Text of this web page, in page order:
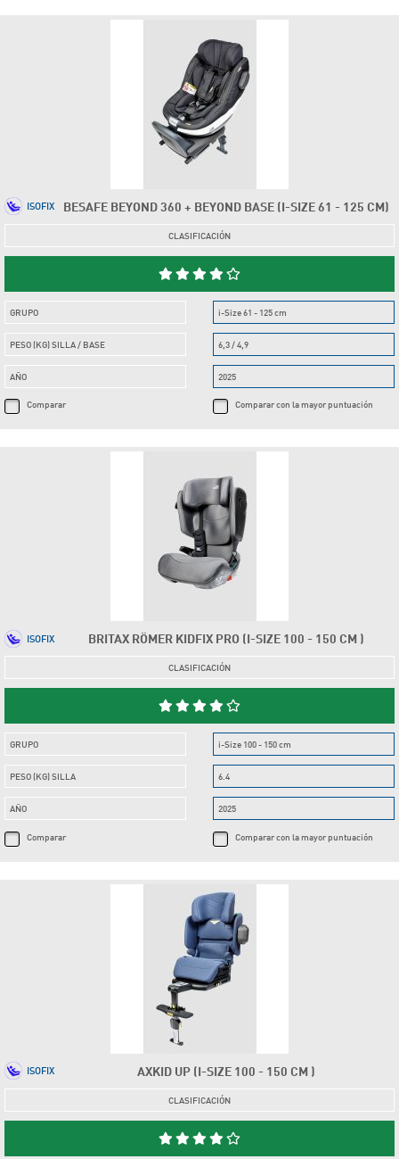
BESAFE BEYOND 360 + BEYOND BASE (I-SIZE 61 - 125 CM)
ISOFIX
CLASIFICACIÓN
GRUPO
PESO (KG) SILLA / BASE
AÑO
Comparar
i-Size 61 - 125 cm
6,3 / 4,9
2025
Comparar con la mayor puntuación
BRITAX RÖMER KIDFIX PRO (I-SIZE 100 - 150 CM )
ISOFIX
CLASIFICACIÓN
GRUPO
PESO (KG) SILLA
AÑO
Comparar
i-Size 100 - 150 cm
6.4
2025
Comparar con la mayor puntuación
AXKID UP (I-SIZE 100 - 150 CM )
ISOFIX
CLASIFICACIÓN